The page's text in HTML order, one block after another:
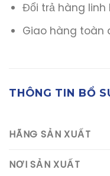
Đổi trả hàng
Giao hàng toàn
THÔNG TIN BỔ
HÃNG SẢN XUẤT
NƠI SẢN XUẤT